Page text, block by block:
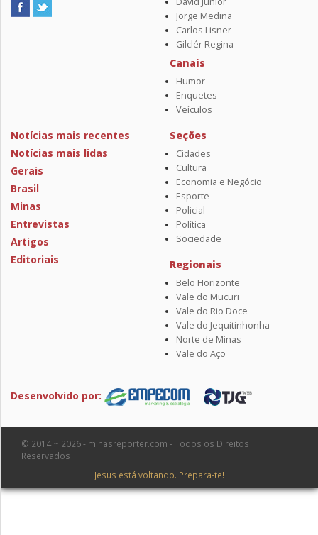
Jorge Medina
Carlos Lisner
Gilclér Regina
Canais
Humor
Enquetes
Veículos
Notícias mais recentes
Notícias mais lidas
Gerais
Brasil
Minas
Entrevistas
Artigos
Editoriais
Seções
Cidades
Cultura
Economia e Negócio
Esporte
Policial
Política
Sociedade
Regionais
Belo Horizonte
Vale do Mucuri
Vale do Rio Doce
Vale do Jequitinhonha
Norte de Minas
Vale do Aço
Desenvolvido por:
© 2014 ~ 2026 - minasreporter.com - Todos os Direitos
Reservados
Jesus está voltando. Prepara-te!